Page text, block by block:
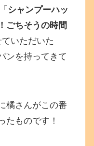
シャンプーハッ
ごちそうの時間
いただいた
ンを持ってきて
橘さんがこの番
たものです！